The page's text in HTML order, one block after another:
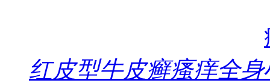
红皮型牛皮癣瘙痒全身